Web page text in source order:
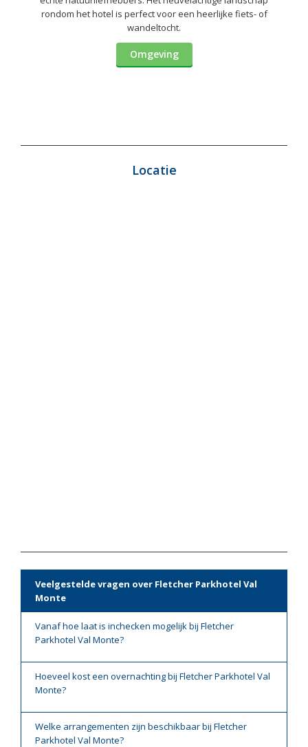
rondom het hotel is perfect voor een heerlijke fiets- of
wandeltocht.
Omgeving
Locatie
Veelgestelde vragen over Fletcher Parkhotel Val
Monte
Vanaf hoe laat is inchecken mogelijk bij Fletcher
Parkhotel Val Monte?
Hoeveel kost een overnachting bij Fletcher Parkhotel Val
Monte?
Welke arrangementen zijn beschikbaar bij Fletcher
Parkhotel Val Monte?